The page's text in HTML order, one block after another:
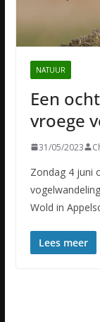
NATUUR
Een
vroege
31/05/2023
Zondag 4 juni
Wold in
Lees meer